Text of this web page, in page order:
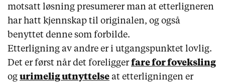
motsatt løsning presumerer man at etterligneren
har hatt kjennskap til originalen, og også
benyttet denne som forbilde.
Etterligning av andre er i utgangspunktet lovlig.
Det er først når det foreliggerfare for foveksling
og urimelig utnyttelse at etterligningen er